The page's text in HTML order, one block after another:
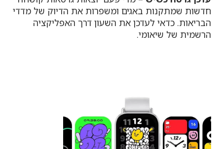
חדשות שמתקנות באגים ומשפרות את הדיוק של מדדי
הבריאות. כדאי לעדכן את השעון דרך האפליקציה
הרשמית של שיאומי.